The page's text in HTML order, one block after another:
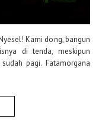
Kami dong, bangun
di tenda, meskipun
pagi. Fatamorgana